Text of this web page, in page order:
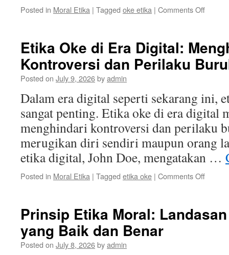
Posted in Moral Etika | Tagged oke etika | Comments Offon
yang
Harus
Semua
Individu
Etika Oke di Era Digital:
Kontroversi dan Perilaku
Posted on July 9, 2026byadmin
Dalam era digital seperti sekarang ini,
sangat penting. Etika oke di era digital
menghindari kontroversi dan perilaku
merugikan diri sendiri maupun orang
etika digital, John Doe, mengatakan …
Posted in Moral Etika | Tagged etika oke | Comments Offon
Era
Prinsip Etika Moral:
yang Baik dan Benar
Posted on July 8, 2026byadmin